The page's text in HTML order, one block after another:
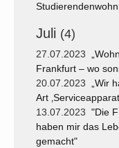
Juli (4)
27.07.2023
Frankfurt – wo
20.07.2023 „Wir
Art
13.07.2023 "Die
haben mir das
gemacht"